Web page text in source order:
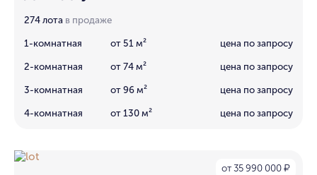
274 лота в продаже
1-комнатная от 51 м² цена по запросу
2-комнатная от 74 м² цена по запросу
3-комнатная от 96 м² цена по запросу
4-комнатная от 130 м² цена по запросу
от 35 990 000 ₽